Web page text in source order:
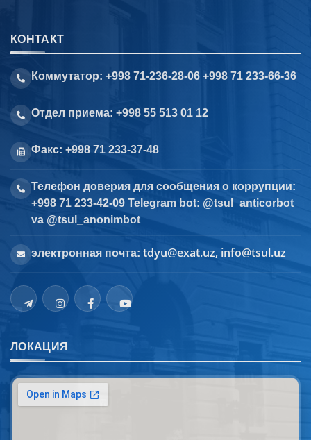
КОНТАКТ
Коммутатор: +998 71-236-28-06 +998 71 233-66-36
Отдел приема: +998 55 513 01 12
Факс: +998 71 233-37-48
Телефон доверия для сообщения о коррупции:
+998 71 233-42-09 Telegram bot: @tsul_anticorbot
va @tsul_anonimbot
электронная почта: tdyu@exat.uz, info@tsul.uz
ЛОКАЦИЯ